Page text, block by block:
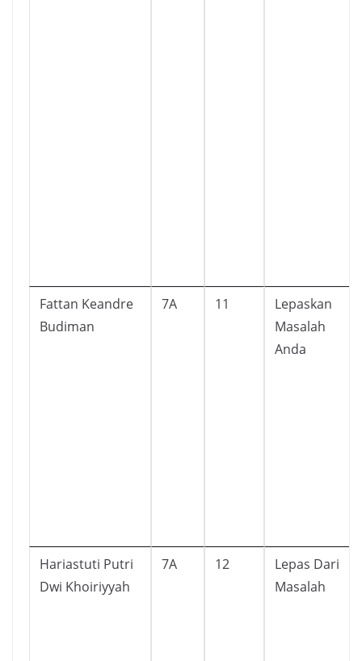
Fattan Keandre
Budiman
7A 11
Lepaskan
Masalah
Anda
Hariastuti Putri
Dwi Khoiriyyah
7A 12
Lepas Dari
Masalah